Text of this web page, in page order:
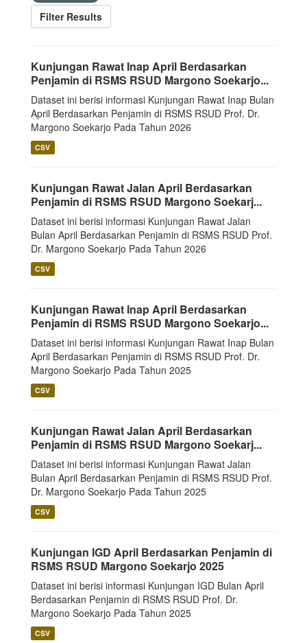
Filter Results
Kunjungan Rawat Inap April Berdasarkan
Penjamin di RSMS RSUD Margono Soekarjo...
Dataset ini berisi informasi Kunjungan Rawat Inap Bulan
April Berdasarkan Penjamin di RSMS RSUD Prof. Dr.
Margono Soekarjo Pada Tahun 2026
CSV
Kunjungan Rawat Jalan April Berdasarkan
Penjamin di RSMS RSUD Margono Soekarj...
Dataset ini berisi informasi Kunjungan Rawat Jalan
Bulan April Berdasarkan Penjamin di RSMS RSUD Prof.
Dr. Margono Soekarjo Pada Tahun 2026
CSV
Kunjungan Rawat Inap April Berdasarkan
Penjamin di RSMS RSUD Margono Soekarjo...
Dataset ini berisi informasi Kunjungan Rawat Inap Bulan
April Berdasarkan Penjamin di RSMS RSUD Prof. Dr.
Margono Soekarjo Pada Tahun 2025
CSV
Kunjungan Rawat Jalan April Berdasarkan
Penjamin di RSMS RSUD Margono Soekarj...
Dataset ini berisi informasi Kunjungan Rawat Jalan
Bulan April Berdasarkan Penjamin di RSMS RSUD Prof.
Dr. Margono Soekarjo Pada Tahun 2025
CSV
Kunjungan IGD April Berdasarkan Penjamin di
RSMS RSUD Margono Soekarjo 2025
Dataset ini berisi informasi Kunjungan IGD Bulan April
Berdasarkan Penjamin di RSMS RSUD Prof. Dr.
Margono Soekarjo Pada Tahun 2025
CSV